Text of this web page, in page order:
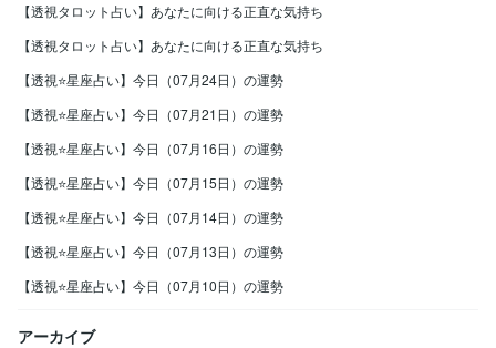
【透視タロット占い】あなたに向ける正直な気持ち
【透視タロット占い】あなたに向ける正直な気持ち
【透視⭐️星座占い】今日（07月24日）の運勢
【透視⭐️星座占い】今日（07月21日）の運勢
【透視⭐️星座占い】今日（07月16日）の運勢
【透視⭐️星座占い】今日（07月15日）の運勢
【透視⭐️星座占い】今日（07月14日）の運勢
【透視⭐️星座占い】今日（07月13日）の運勢
【透視⭐️星座占い】今日（07月10日）の運勢
アーカイブ